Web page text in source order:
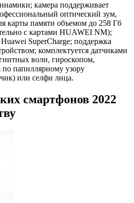
камера поддерживает
оптический зум,
карты памяти объемом до 258 Гб
с картами HUAWEI NM);
SuperCharge; поддержка
комплектуется датчиками
волн, гироскопом,
по папиллярному узору
или селфи лица.
смартфонов 2022